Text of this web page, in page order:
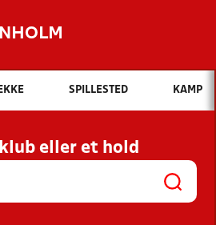
Hvad vil du søge efter?
INDHOLD OG NYHEDER
KLUBBER OG
HOLD
SPILLESTED KAMP
eller et hold